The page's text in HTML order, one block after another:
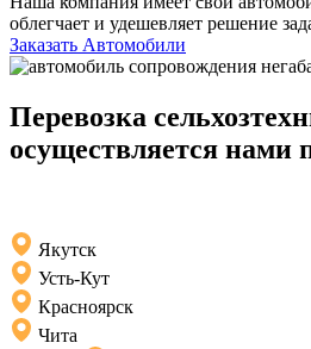
облегчает и удешевляет решение
Заказать Автомобили
Перевозка
осуществляется нами
Якутск
Усть-Кут
Красноярск
Чита